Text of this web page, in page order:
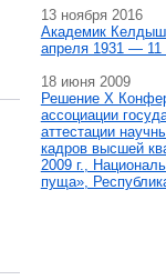
13 ноября 2016
Академик
апреля 1931 — 11
18 июня 2009
Решение X
ассоциации
аттестации
кадров высшей
2009 г.,
пуща»,